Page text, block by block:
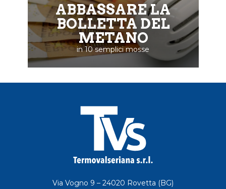
ABBASSARE LA
BOLLETTA DEL
METANO
in 10 semplici mosse
Via Vogno 9 – 24020 Rovetta (BG)